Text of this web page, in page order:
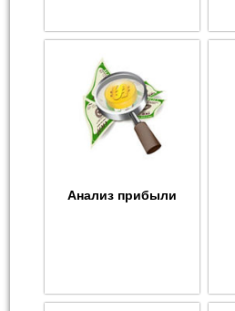
Анализ прибыли